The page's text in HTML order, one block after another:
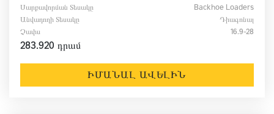
Սարքավորման Տեսակը
Backhoe Loaders
Անվադողի Տեսակը
Դիագոնալ
Չափս
16.9-28
283.920 դրամ
ԻՄԱՆԱԼ ԱՎԵԼԻՆ